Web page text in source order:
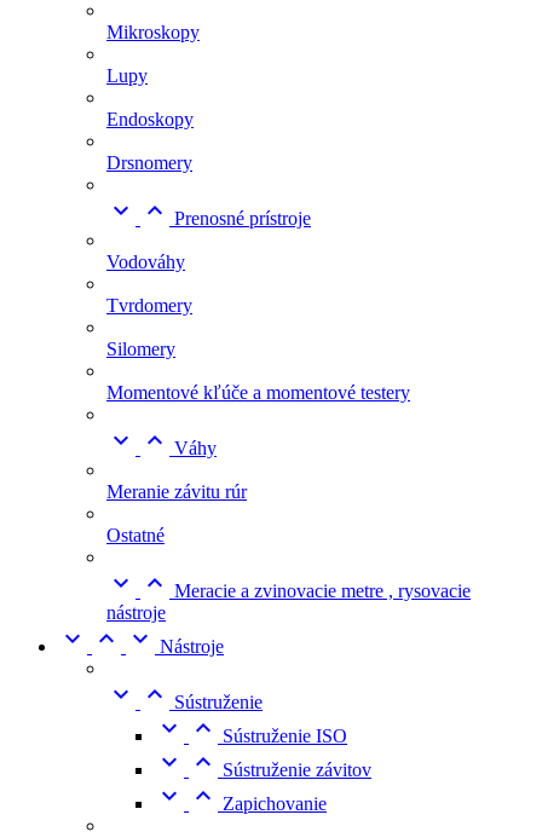
Mikroskopy
Lupy
Endoskopy
Drsnomery
  Prenosné prístroje
Vodováhy
Tvrdomery
Silomery
Momentové kľúče a momentové testery
  Váhy
Meranie závitu rúr
Ostatné
  Meracie a zvinovacie metre , rysovacie
nástroje
   Nástroje
  Sústruženie
  Sústruženie ISO
  Sústruženie závitov
  Zapichovanie